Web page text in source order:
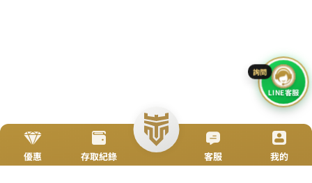
加入好友 立即來電